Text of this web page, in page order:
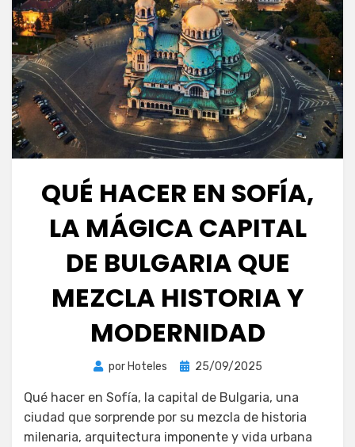
QUÉ HACER EN SOFÍA,
LA MÁGICA CAPITAL
DE BULGARIA QUE
MEZCLA HISTORIA Y
MODERNIDAD
por Hoteles
Publicada
25/09/2025
Qué hacer en Sofía, la capital de Bulgaria, una
ciudad que sorprende por su mezcla de historia
milenaria, arquitectura imponente y vida urbana